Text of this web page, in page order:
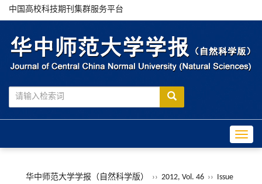
中国高校科技期刊集群服务平台
华中师范大学学报（自然科学版） ›› 2012, Vol. 46 ››
Issue